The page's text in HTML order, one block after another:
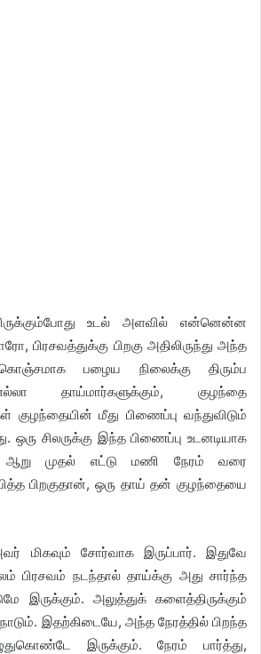
உடல் அளவில் என்னென்ன
பிரசவத்துக்கு பிறகு அதிலிருந்து அந்த
பழைய நிலைக்கு திரும்ப
தாய்மார்களுக்கும், குழந்தை
குழந்தையின் மீது பிணைப்பு வந்துவிடும்
ஒரு சிலருக்கு இந்த பிணைப்பு உடனடியாக
ஆறு முதல் எட்டு மணி நேரம் வரை
பிறகுதான், ஒரு தாய் தன் குழந்தையை
மிகவும் சோர்வாக இருப்பார். இதுவே
பிரசவம் நடந்தால் தாய்க்கு அது சார்ந்த
இருக்கும். அலுத்துக் களைத்திருக்கும்
இதற்கிடையே, அந்த நேரத்தில் பிறந்த
இருக்கும். நேரம் பார்த்து,